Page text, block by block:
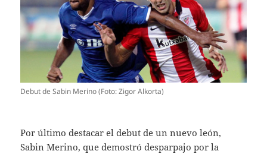
Debut de Sabin Merino (Foto: Zigor Alkorta)
Por último destacar el debut de un nuevo león,
Sabin Merino, que demostró desparpajo por la